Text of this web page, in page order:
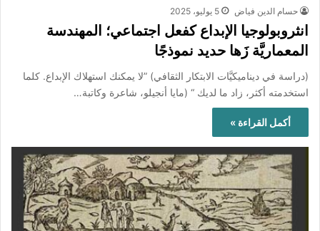
حسام الدين فياض 5 يوليو، 2025
انثروبولوجيا الإبداع كفعل اجتماعي؛ المهندسة
المعماريَّة زَها حديد نموذجًا
(دراسة في ديناميكيَّات الابتكار الثقافي) ”لا يمكنك استهلاك الإبداع. كلما
استخدمته أكثر، زاد ما لديك “ (مايا أنجيلو، شاعرة وكاتبة…
أكمل القراءة »